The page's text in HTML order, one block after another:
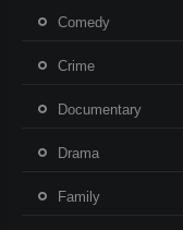
Comedy
Crime
Documentary
Drama
Family